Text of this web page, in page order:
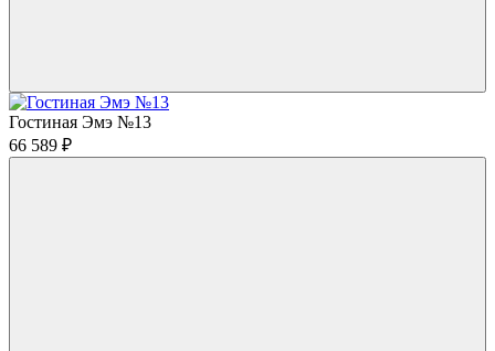
Гостиная Эмэ №13
66 589 ₽